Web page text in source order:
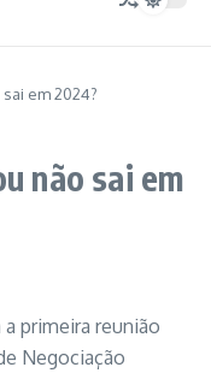
em 2024?
não sai em
primeira reunião
Negociação